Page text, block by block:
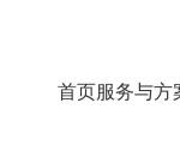
首页服务与方